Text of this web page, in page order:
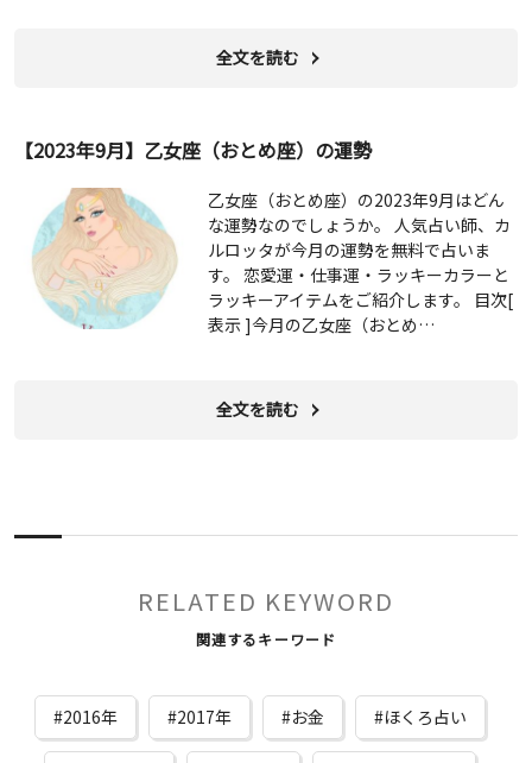
全文を読む
【2023年9月】乙女座（おとめ座）の運勢
乙女座（おとめ座）の2023年9月はどん
な運勢なのでしょうか。 人気占い師、カ
ルロッタが今月の運勢を無料で占いま
す。 恋愛運・仕事運・ラッキーカラーと
ラッキーアイテムをご紹介します。 目次[
表示 ]今月の乙女座（おとめ…
全文を読む
RELATED KEYWORD
関連するキーワード
2016年 2017年 お金 ほくろ占い